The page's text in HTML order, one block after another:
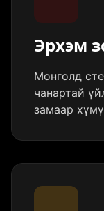
Эрхэм
Монголд
чанартай
замаар